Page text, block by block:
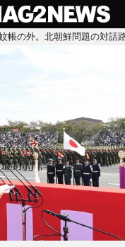
帳の外。北朝鮮問題の対話